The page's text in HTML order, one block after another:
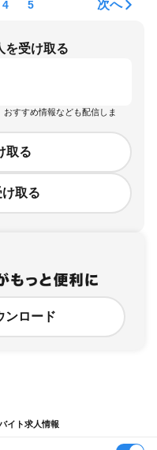
4 5 次へ
を受け取る
おすすめ情報なども配信しま
取る
取る
ンロード
イト求人情報